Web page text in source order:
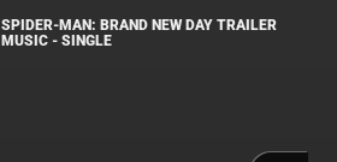
SPIDER-MAN: BRAND NEW DAY TRAILER
MUSIC - SINGLE